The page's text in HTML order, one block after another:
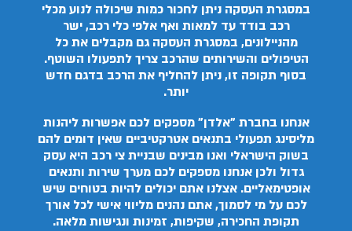
במסגרת העסקה ניתן לחכור כמות שיכולה לנוע מכלי
רכב בודד עד למאות ואף אלפי כלי רכב, ישר
מהניילונים, במסגרת העסקה גם מקבלים את כל
הטיפולים והשירותים שהרכב צריך לתפעולו השוטף.
בסוף תקופה זו, ניתן להחליף את הרכב בדגם חדש
יותר.
אנחנו בחברת "אלדן" מספקים לכם אפשרות ליהנות
מליסינג תפעולי בתנאים אטרקטיביים שאין דומים להם
בשוק הישראלי ואנו מבינים שבניית צי רכב היא עסק
גדול ולכן אנחנו מספקים לכם מערך שירות ותנאים
אופטימאליים. אצלנו אתם יכולים להיות בטוחים שיש
לכם על מי לסמוך, אתם נהנים מליווי אישי לכל אורך
תקופת החכירה, שקיפות, זמינות ונגישות מלאה.